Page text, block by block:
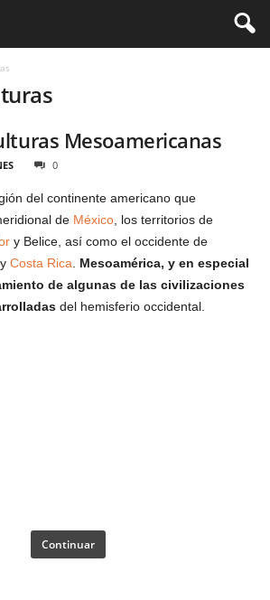
Mesoamericanas
0
del continente americano que
de México , los territorios de
y Belice, así como el occidente de
y Costa Rica
Mesoamérica, y en especial
de algunas de las civilizaciones
del hemisferio occidental.
Continuar